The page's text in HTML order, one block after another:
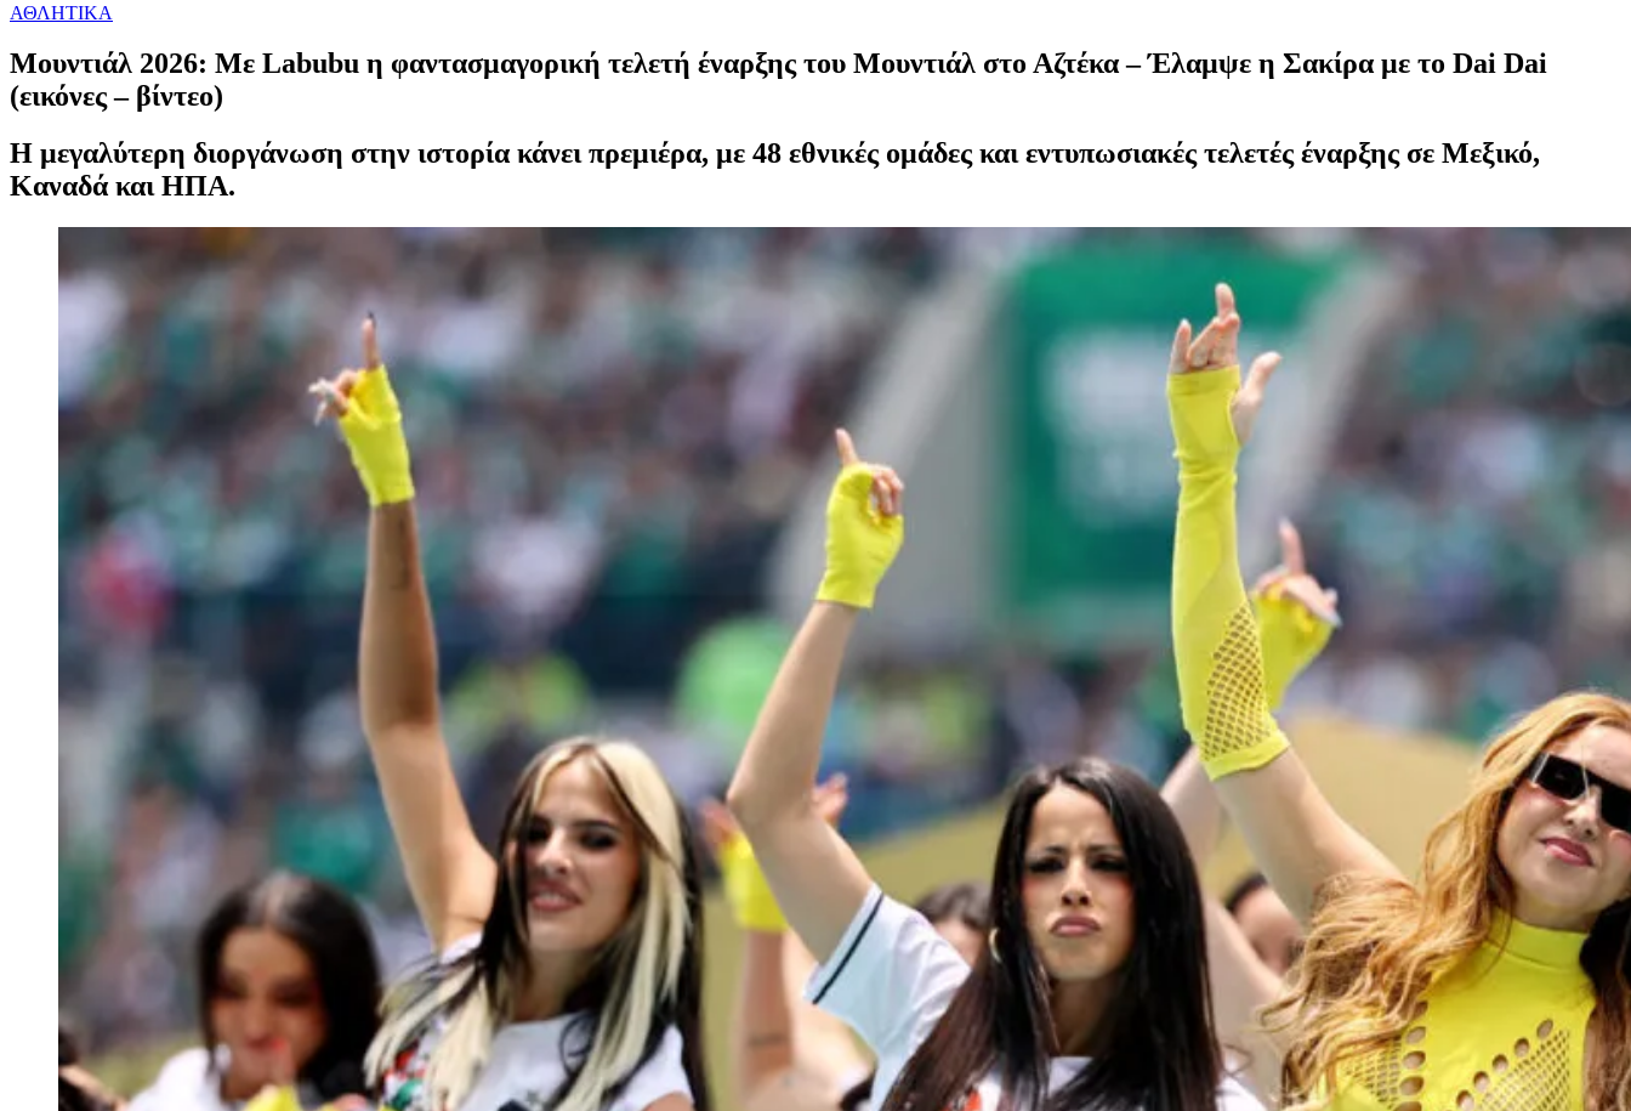
ΑΘΛΗΤΙΚΑ
Μουντιάλ 2026: Με Labubu η φαντασμαγορική τελετή έναρξης του Μουντιάλ στο Αζτέκα – Έλαμψε η Σακίρα με το Dai Dai
(εικόνες – βίντεο)
Η μεγαλύτερη διοργάνωση στην ιστορία κάνει πρεμιέρα, με 48 εθνικές ομάδες και εντυπωσιακές τελετές έναρξης σε Μεξικό,
Καναδά και ΗΠΑ.